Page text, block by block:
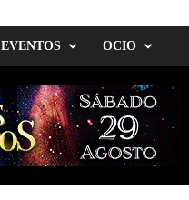
EVENTOS OCIO